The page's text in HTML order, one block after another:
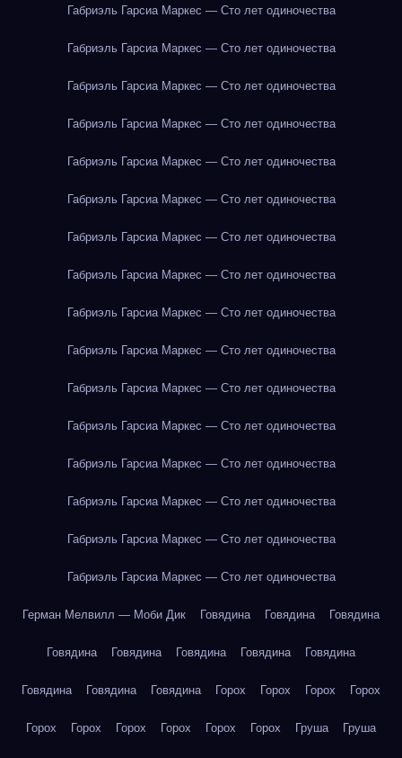
Габриэль Гарсиа Маркес — Сто лет одиночества
Габриэль Гарсиа Маркес — Сто лет одиночества
Габриэль Гарсиа Маркес — Сто лет одиночества
Габриэль Гарсиа Маркес — Сто лет одиночества
Габриэль Гарсиа Маркес — Сто лет одиночества
Габриэль Гарсиа Маркес — Сто лет одиночества
Габриэль Гарсиа Маркес — Сто лет одиночества
Габриэль Гарсиа Маркес — Сто лет одиночества
Габриэль Гарсиа Маркес — Сто лет одиночества
Габриэль Гарсиа Маркес — Сто лет одиночества
Габриэль Гарсиа Маркес — Сто лет одиночества
Габриэль Гарсиа Маркес — Сто лет одиночества
Габриэль Гарсиа Маркес — Сто лет одиночества
Габриэль Гарсиа Маркес — Сто лет одиночества
Габриэль Гарсиа Маркес — Сто лет одиночества
Габриэль Гарсиа Маркес — Сто лет одиночества
Герман Мелвилл — Моби Дик Говядина Говядина Говядина
Говядина Говядина Говядина Говядина Говядина
Говядина Говядина Говядина Горох Горох Горох Горох
Горох Горох Горох Горох Горох Горох Груша Груша